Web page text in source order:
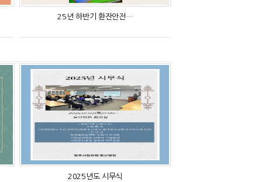
25년 하반기 환잔안전…
2025년도 시무식